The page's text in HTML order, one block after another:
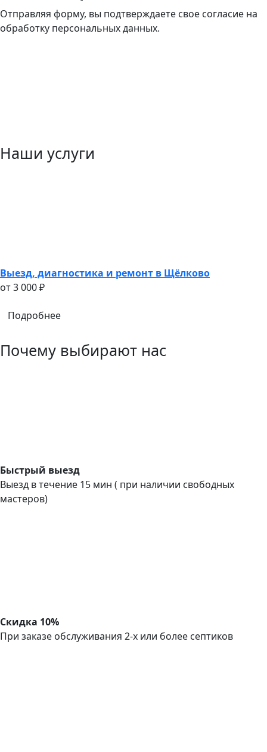
Отправляя форму, вы подтверждаете свое согласие на
обработку персональных данных.
Наши услуги
Выезд, диагностика и ремонт в Щёлково
oт 3 000 ₽
Подробнее
Почему выбирают нас
Быстрый выезд
Выезд в течение 15 мин ( при наличии свободных
мастеров)
Скидка 10%
При заказе обслуживания 2-х или более септиков